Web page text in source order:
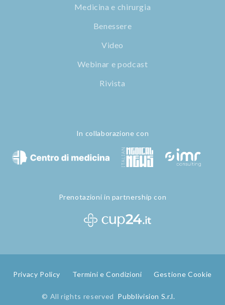
Medicina e chirurgia
Benessere
Video
Webinar e podcast
Rivista
In collaborazione con
Prenotazioni in partnership con
Privacy Policy Termini e Condizioni Gestione Cookie
© All rights reserved Pubblivision S.r.l.